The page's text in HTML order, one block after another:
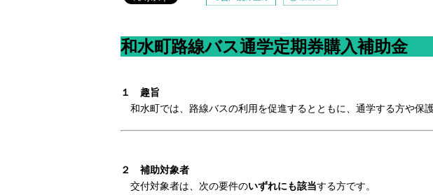
和水町路線バス通学定期券購入補
１ 趣旨
和水町では、路線バスの利用を促進するとともに、通学する方や保
２ 補助対象者
交付対象者は、次の要件のいずれにも該当する方です。